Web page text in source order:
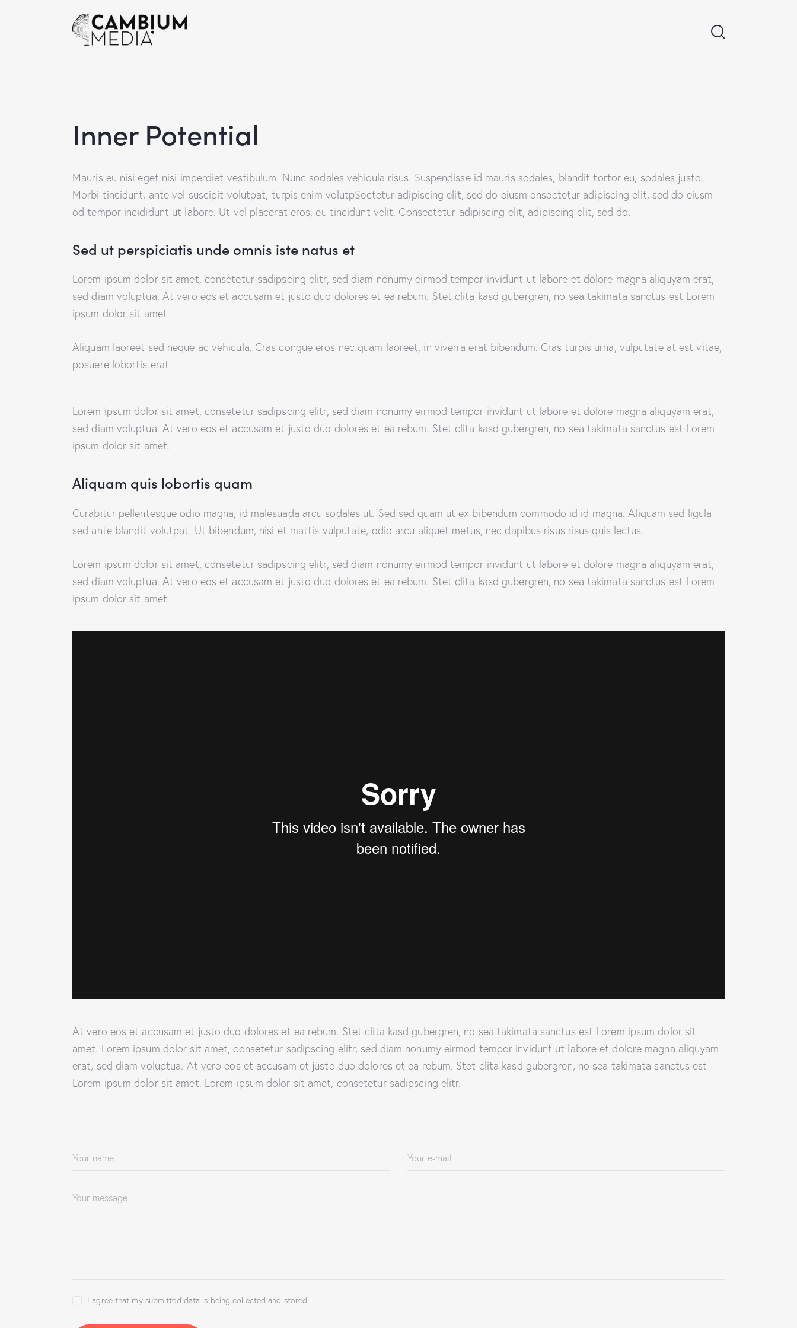
Inner Potential
Mauris eu nisi eget nisi imperdiet vestibulum. Nunc sodales vehicula risus. Suspendisse id mauris sodales, blandit tortor eu, sodales justo.
Morbi tincidunt, ante vel suscipit volutpat, turpis enim volutpSectetur adipiscing elit, sed do eiusm onsectetur adipiscing elit, sed do eiusm
od tempor incididunt ut labore. Ut vel placerat eros, eu tincidunt velit. Consectetur adipiscing elit, adipiscing elit, sed do.
Sed ut perspiciatis unde omnis iste natus et
Lorem ipsum dolor sit amet, consetetur sadipscing elitr, sed diam nonumy eirmod tempor invidunt ut labore et dolore magna aliquyam erat,
sed diam voluptua. At vero eos et accusam et justo duo dolores et ea rebum. Stet clita kasd gubergren, no sea takimata sanctus est Lorem
ipsum dolor sit amet.
Aliquam laoreet sed neque ac vehicula. Cras congue eros nec quam laoreet, in viverra erat bibendum. Cras turpis urna, vulputate at est vitae,
posuere lobortis erat.
Lorem ipsum dolor sit amet, consetetur sadipscing elitr, sed diam nonumy eirmod tempor invidunt ut labore et dolore magna aliquyam erat,
sed diam voluptua. At vero eos et accusam et justo duo dolores et ea rebum. Stet clita kasd gubergren, no sea takimata sanctus est Lorem
ipsum dolor sit amet.
Aliquam quis lobortis quam
Curabitur pellentesque odio magna, id malesuada arcu sodales ut. Sed sed quam ut ex bibendum commodo id id magna. Aliquam sed ligula
sed ante blandit volutpat. Ut bibendum, nisi et mattis vulputate, odio arcu aliquet metus, nec dapibus risus risus quis lectus.
Lorem ipsum dolor sit amet, consetetur sadipscing elitr, sed diam nonumy eirmod tempor invidunt ut labore et dolore magna aliquyam erat,
sed diam voluptua. At vero eos et accusam et justo duo dolores et ea rebum. Stet clita kasd gubergren, no sea takimata sanctus est Lorem
ipsum dolor sit amet.
At vero eos et accusam et justo duo dolores et ea rebum. Stet clita kasd gubergren, no sea takimata sanctus est Lorem ipsum dolor sit
amet. Lorem ipsum dolor sit amet, consetetur sadipscing elitr, sed diam nonumy eirmod tempor invidunt ut labore et dolore magna aliquyam
erat, sed diam voluptua. At vero eos et accusam et justo duo dolores et ea rebum. Stet clita kasd gubergren, no sea takimata sanctus est
Lorem ipsum dolor sit amet. Lorem ipsum dolor sit amet, consetetur sadipscing elitr.
I agree that my submitted data is being collected and stored.